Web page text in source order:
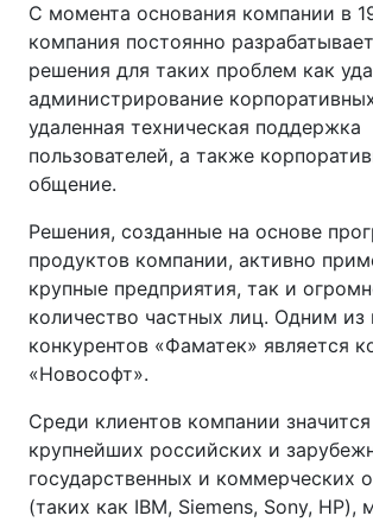
С момента основания компании в
компания постоянно
решения для таких проблем как
администрирование
удаленная техническая поддержка
пользователей, а также
общение.
Решения, созданные на основе
продуктов компании, активно
крупные предприятия, так и
количество частных лиц. Одним из
конкурентов «Фаматек» является
«Новософт».
Среди клиентов компании
крупнейших российских и
государственных и коммерческих
(таких как IBM, Siemens, Sony, HP),